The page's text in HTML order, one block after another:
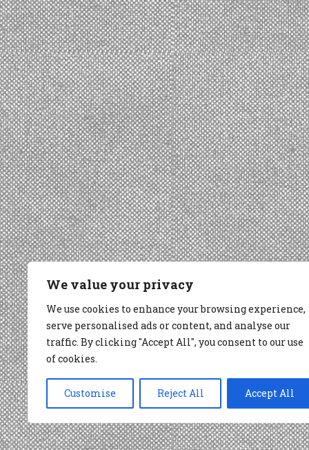
We value your privacy
We use cookies to enhance your browsing experience,
serve personalised ads or content, and analyse our
traffic. By clicking "Accept All", you consent to our use
of cookies.
Customise Reject All Accept All